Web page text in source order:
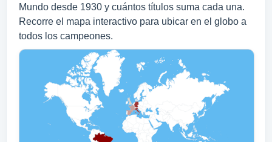
Mundo desde 1930 y cuántos títulos suma cada una.
Recorre el mapa interactivo para ubicar en el globo a
todos los campeones.